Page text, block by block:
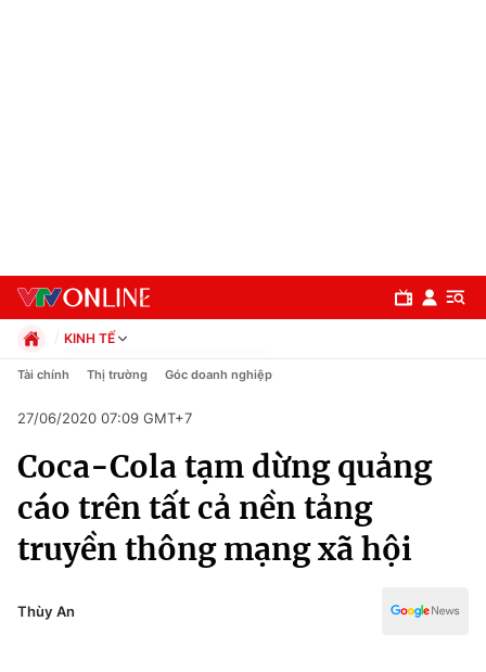
Chuyên mục
Chính trị
Xã hội
Pháp luật
KINH TẾ
Chính trị
Pháp luật
Kinh tế
Thể thao
Truyền hình
Văn hóa - Giải trí
Y tế
Tài chính Thị trường Góc doanh nghiệp
27/06/2020 07:09 GMT+7
Coca-Cola tạm dừng quảng
cáo trên tất cả nền tảng
truyền thông mạng xã hội
Thùy An